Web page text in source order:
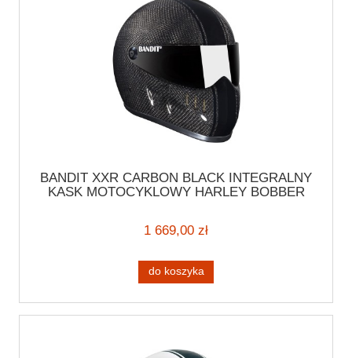
BANDIT XXR CARBON BLACK INTEGRALNY
KASK MOTOCYKLOWY HARLEY BOBBER
1 669,00 zł
do koszyka